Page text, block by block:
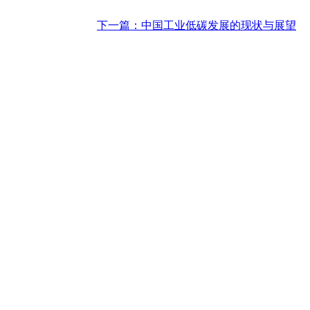
下一篇：中国工业低碳发展的现状与展望